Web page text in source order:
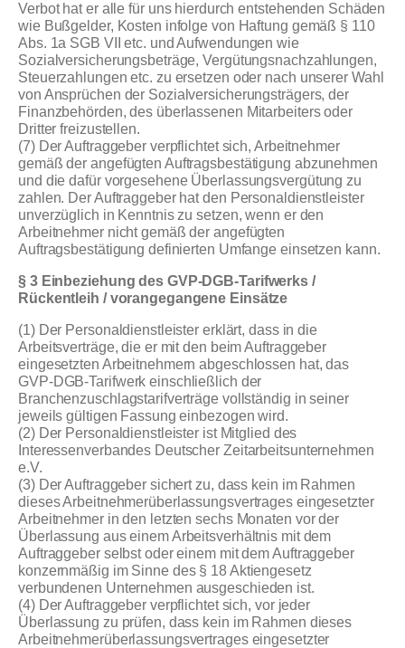
Verbot hat er alle für uns hierdurch entstehenden Schäden
wie Bußgelder, Kosten infolge von Haftung gemäß § 110
Abs. 1a SGB VII etc. und Aufwendungen wie
Sozialversicherungsbeträge, Vergütungsnachzahlungen,
Steuerzahlungen etc. zu ersetzen oder nach unserer Wahl
von Ansprüchen der Sozialversicherungsträgers, der
Finanzbehörden, des überlassenen Mitarbeiters oder
Dritter freizustellen.
(7) Der Auftraggeber verpflichtet sich, Arbeitnehmer
gemäß der angefügten Auftragsbestätigung abzunehmen
und die dafür vorgesehene Überlassungsvergütung zu
zahlen. Der Auftraggeber hat den Personaldienstleister
unverzüglich in Kenntnis zu setzen, wenn er den
Arbeitnehmer nicht gemäß der angefügten
Auftragsbestätigung definierten Umfange einsetzen kann.
§ 3 Einbeziehung des GVP-DGB-Tarifwerks /
Rückentleih / vorangegangene Einsätze
(1) Der Personaldienstleister erklärt, dass in die
Arbeitsverträge, die er mit den beim Auftraggeber
eingesetzten Arbeitnehmern abgeschlossen hat, das
GVP-DGB-Tarifwerk einschließlich der
Branchenzuschlagstarifverträge vollständig in seiner
jeweils gültigen Fassung einbezogen wird.
(2) Der Personaldienstleister ist Mitglied des
Interessenverbandes Deutscher Zeitarbeitsunternehmen
e.V.
(3) Der Auftraggeber sichert zu, dass kein im Rahmen
dieses Arbeitnehmerüberlassungsvertrages eingesetzter
Arbeitnehmer in den letzten sechs Monaten vor der
Überlassung aus einem Arbeitsverhältnis mit dem
Auftraggeber selbst oder einem mit dem Auftraggeber
konzernmäßig im Sinne des § 18 Aktiengesetz
verbundenen Unternehmen ausgeschieden ist.
(4) Der Auftraggeber verpflichtet sich, vor jeder
Überlassung zu prüfen, dass kein im Rahmen dieses
Arbeitnehmerüberlassungsvertrages eingesetzter